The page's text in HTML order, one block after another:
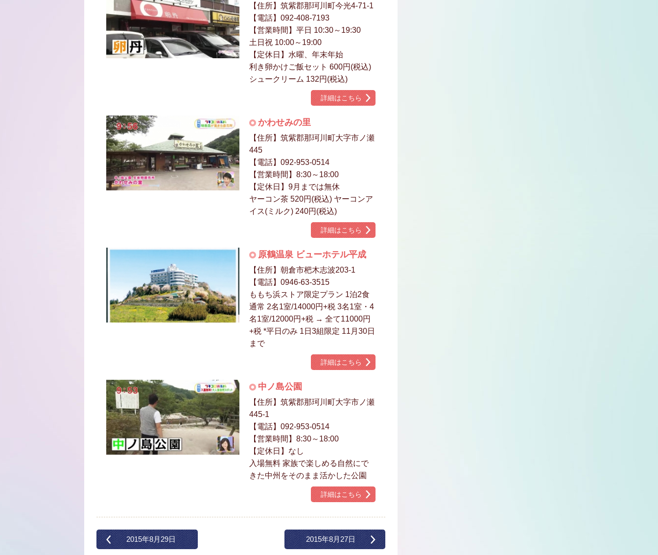
【住所】筑紫郡那珂川町今光4-71-1
【電話】092-408-7193
【営業時間】平日 10:30～19:30
土日祝 10:00～19:00
【定休日】水曜、年末年始
利き卵かけご飯セット 600円(税込)
シュークリーム 132円(税込)
詳細はこちら
かわせみの里
【住所】筑紫郡那珂川町大字市ノ瀬
445
【電話】092-953-0514
【営業時間】8:30～18:00
【定休日】9月までは無休
ヤーコン茶 520円(税込) ヤーコンア
イス(ミルク) 240円(税込)
詳細はこちら
原鶴温泉 ビューホテル平成
【住所】朝倉市杷木志波203-1
【電話】0946-63-3515
ももち浜ストア限定プラン 1泊2食
通常 2名1室/14000円+税 3名1室・4
名1室/12000円+税 → 全て11000円
+税 *平日のみ 1日3組限定 11月30日
まで
詳細はこちら
中ノ島公園
【住所】筑紫郡那珂川町大字市ノ瀬
445-1
【電話】092-953-0514
【営業時間】8:30～18:00
【定休日】なし
入場無料 家族で楽しめる自然にで
きた中州をそのまま活かした公園
詳細はこちら
2015年8月29日 2015年8月27日